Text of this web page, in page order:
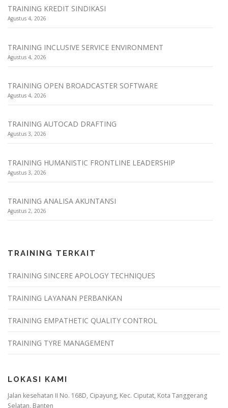
TRAINING KREDIT SINDIKASI
Agustus 4, 2026
TRAINING INCLUSIVE SERVICE ENVIRONMENT
Agustus 4, 2026
TRAINING OPEN BROADCASTER SOFTWARE
Agustus 4, 2026
TRAINING AUTOCAD DRAFTING
Agustus 3, 2026
TRAINING HUMANISTIC FRONTLINE LEADERSHIP
Agustus 3, 2026
TRAINING ANALISA AKUNTANSI
Agustus 2, 2026
TRAINING TERKAIT
TRAINING SINCERE APOLOGY TECHNIQUES
TRAINING LAYANAN PERBANKAN
TRAINING EMPATHETIC QUALITY CONTROL
TRAINING TYRE MANAGEMENT
LOKASI KAMI
Jalan kesehatan II No. 168D, Cipayung, Kec. Ciputat, Kota Tanggerang
Selatan, Banten